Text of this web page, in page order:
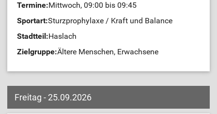
Termine:Mittwoch, 09:00 bis 09:45
Sportart:Sturzprophylaxe / Kraft und Balance
Stadtteil:Haslach
Zielgruppe:Ältere Menschen, Erwachsene
Freitag - 25.09.2026